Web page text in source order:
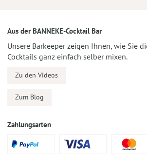
Aus der BANNEKE-Cocktail Bar
Unsere Barkeeper zeigen Ihnen, wie Sie
Cocktails ganz einfach selber mixen.
Zu den Videos
Zum Blog
Zahlungsarten